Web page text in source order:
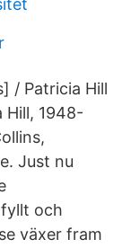
/ Patricia Hill
Hill, 1948-
Just nu
och
växer fram